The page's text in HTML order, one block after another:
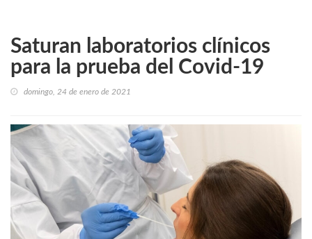
Saturan laboratorios clínicos
para la prueba del Covid-19
domingo, 24 de enero de 2021